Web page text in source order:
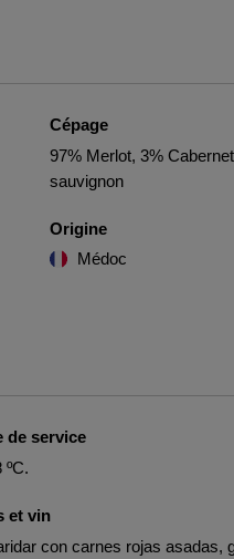
Cépage
97% Merlot, 3% Cabernet
sauvignon
Origine
Médoc
de service
ºC.
et vin
con carnes rojas asadas,